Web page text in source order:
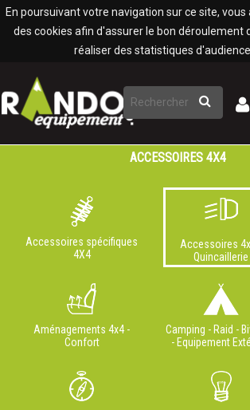
En poursuivant votre navigation sur ce site,
des cookies afin d'assurer le bon déroulement
réaliser des statistiques d'audience.
ACCESSOIRES 4X4
Accessoires spécifiques
4X4
Accessoires
Quincaillerie
Aménagements 4x4 -
Confort
Camping - Raid -
- Equipement
Panneau de gestion des cookies